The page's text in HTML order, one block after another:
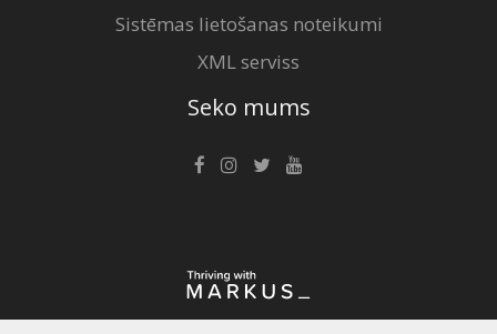
Sistēmas lietošanas noteikumi
XML serviss
Seko mums